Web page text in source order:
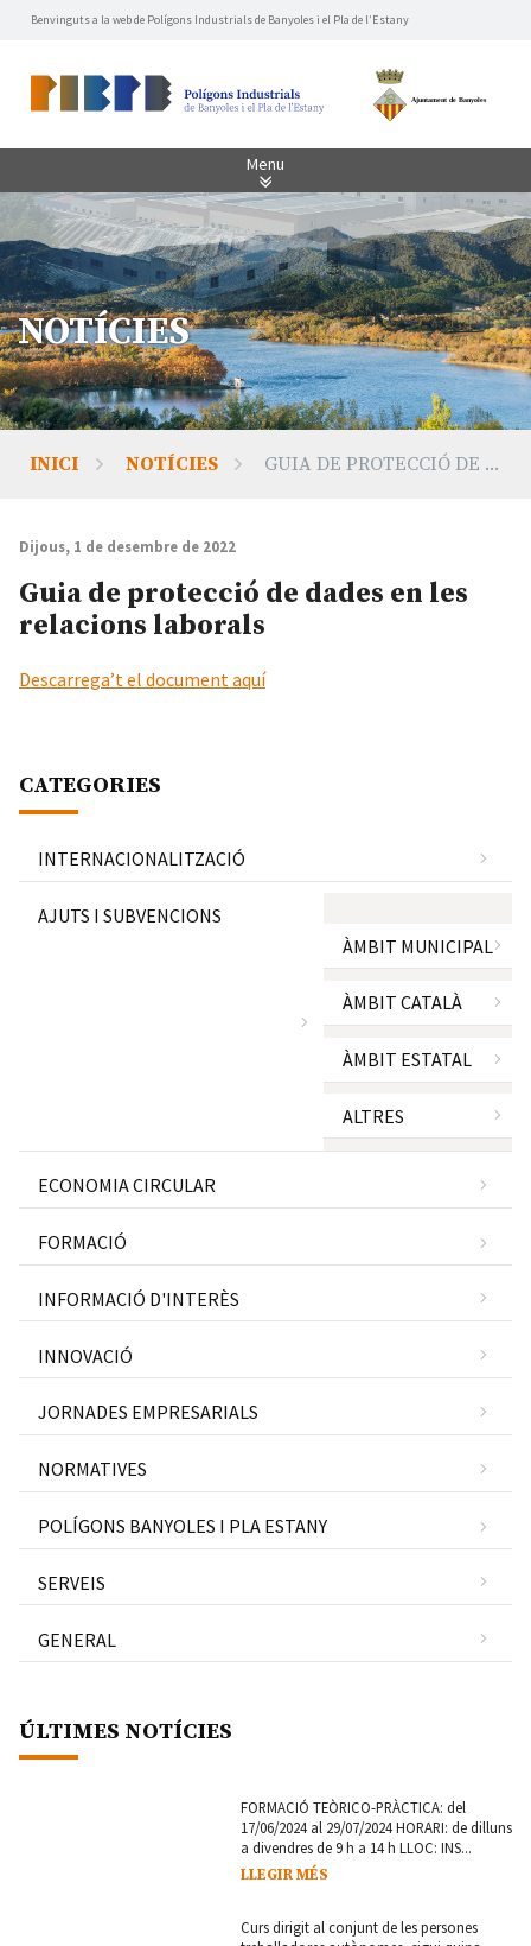
Benvinguts a la web de Polígons Industrials de Banyoles i el Pla de l’Estany
Menu
NOTÍCIES
INICI NOTÍCIES GUIA DE PROTECCIÓ DE ...
CATEGORIES
INTERNACIONALITZACIÓ
AJUTS I SUBVENCIONS
ÀMBIT MUNICIPAL
ÀMBIT CATALÀ
ÀMBIT ESTATAL
ALTRES
ECONOMIA CIRCULAR
FORMACIÓ
INFORMACIÓ D'INTERÈS
INNOVACIÓ
JORNADES EMPRESARIALS
NORMATIVES
POLÍGONS BANYOLES I PLA ESTANY
SERVEIS
GENERAL
ÚLTIMES NOTÍCIES
FORMACIÓ TEÒRICO-PRÀCTICA: del
17/06/2024 al 29/07/2024 HORARI: de dilluns
a divendres de 9 h a 14 h LLOC: INS...
LLEGIR MÉS
Curs dirigit al conjunt de les persones
Dijous, 1 de desembre de 2022
Guia de protecció de dades en les
relacions laborals
Descarrega’t el document aquí